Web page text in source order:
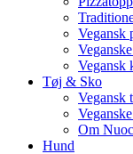
Vegansk
Vegansk
Tøj & Sko
Vegansk
Om
Hund